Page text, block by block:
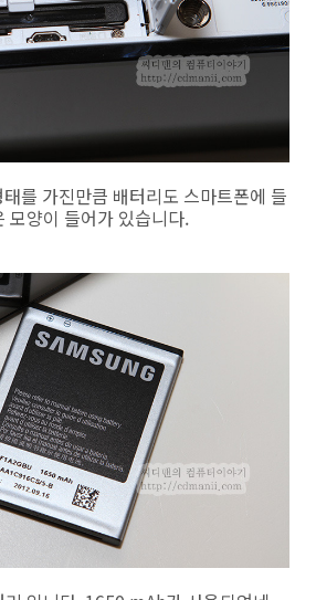
를 가진만큼 배터리도 스마트폰에 들
모양이 들어가 있습니다.